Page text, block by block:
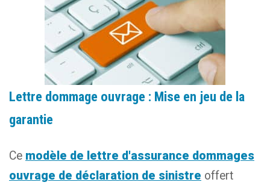
Lettre dommage ouvrage : Mise en jeu de la
garantie
Ce modèle de lettre d'assurance dommages
ouvrage de déclaration de sinistre offert